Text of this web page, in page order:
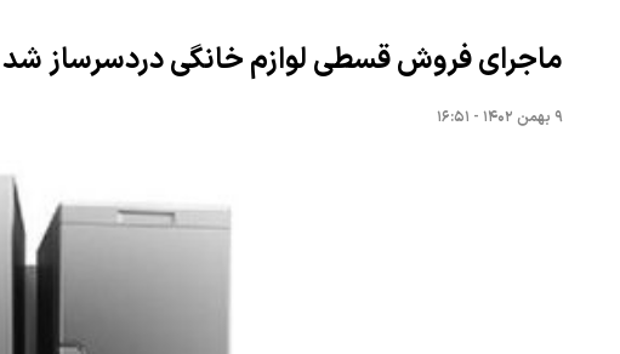
ماجرای فروش قسطی لوازم خانگی دردسرساز شد
۹ بهمن ۱۴۰۲ - ۱۶:۵۱